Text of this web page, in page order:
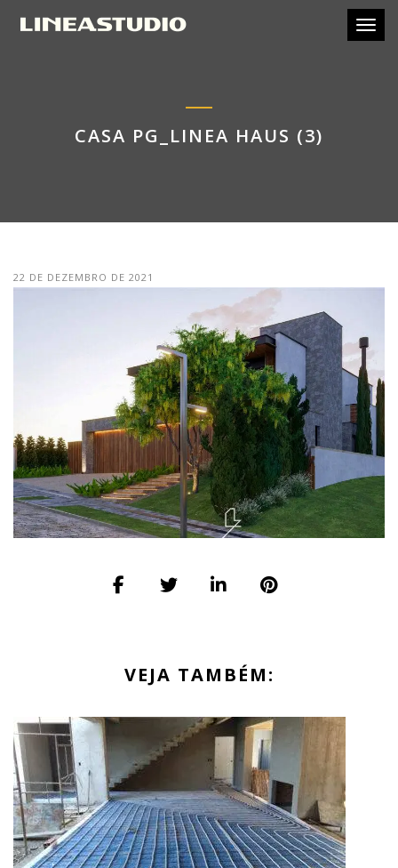
CASA PG_LINEA HAUS (3)
22 DE DEZEMBRO DE 2021
VEJA TAMBÉM: